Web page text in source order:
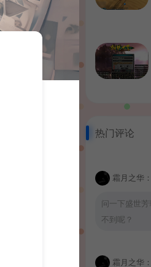
热门评论
霜月之华：
问一下盛世
不到呢？
霜月之华：